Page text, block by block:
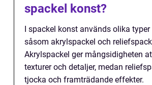
spackel konst?
I spackel konst används olika typer
såsom akrylspackel och
Akrylspackel ger mångsidigheten
texturer och detaljer, medan
tjocka och framträdande effekter.